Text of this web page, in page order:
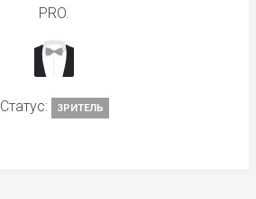
PRO.
Статус: ЗРИТЕЛЬ